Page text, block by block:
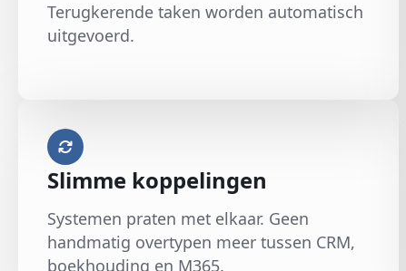
Terugkerende taken worden automatisch
uitgevoerd.
Slimme koppelingen
Systemen praten met elkaar. Geen
handmatig overtypen meer tussen CRM,
boekhouding en M365.